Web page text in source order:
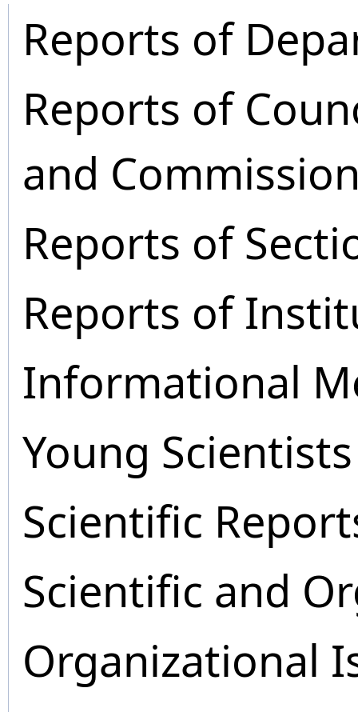
Reports of
Reports of
and
Reports of
Reports of
Informational
Young
Scientific
Scientific and
Organizational